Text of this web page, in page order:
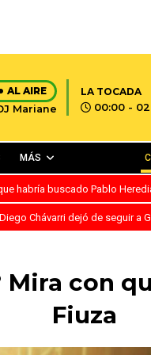
AL AIRE
Mariane
LA TOCADA
00:00 -
MÁS
habría buscado Pablo
Chávarri dejó de seguir a
con
Fiuza